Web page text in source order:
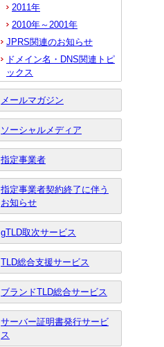
2011年
2010年～2001年
JPRS関連のお知らせ
ドメイン名・DNS関連トピ
ックス
メールマガジン
ソーシャルメディア
指定事業者
指定事業者契約終了に伴う
お知らせ
gTLD取次サービス
TLD総合支援サービス
ブランドTLD総合サービス
サーバー証明書発行サービ
ス